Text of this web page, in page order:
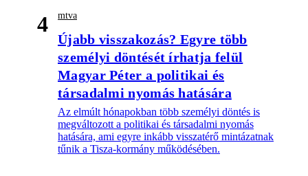
4 mtva
Újabb visszakozás? Egyre több
személyi döntését írhatja felül
Magyar Péter a politikai és
társadalmi nyomás hatására
Az elmúlt hónapokban több személyi döntés is
megváltozott a politikai és társadalmi nyomás
hatására, ami egyre inkább visszatérő mintázatnak
tűnik a Tisza-kormány működésében.